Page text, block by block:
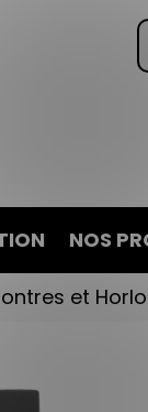
NOS
et